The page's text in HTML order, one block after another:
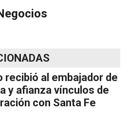
recibió al embajador de
y afianza vínculos de
con Santa Fe